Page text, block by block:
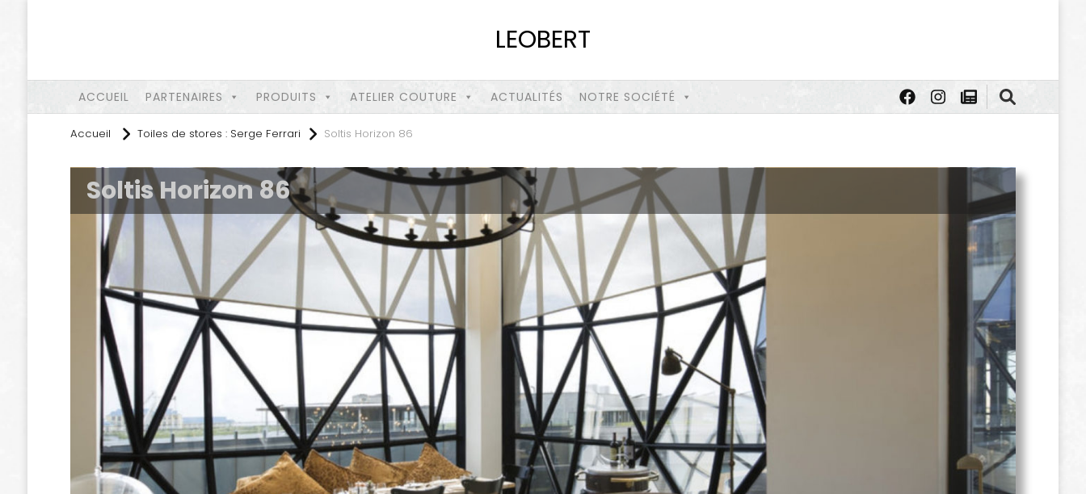
LEOBERT
ACCUEIL PARTENAIRES PRODUITS ATELIER COUTURE ACTUALITÉS NOTRE SOCIÉTÉ
Accueil Toiles de stores : Serge Ferrari Soltis Horizon 86
Soltis Horizon 86